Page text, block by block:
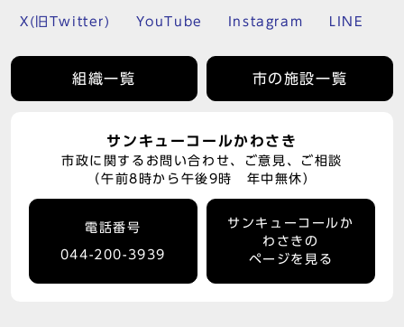
X(旧Twitter) YouTube Instagram LINE
組織一覧 市の施設一覧
サンキューコールかわさき
市政に関するお問い合わせ、ご意見、ご相談
（午前8時から午後9時 年中無休）
電話番号
044-200-3939
サンキューコールか
わさきの
ページを見る